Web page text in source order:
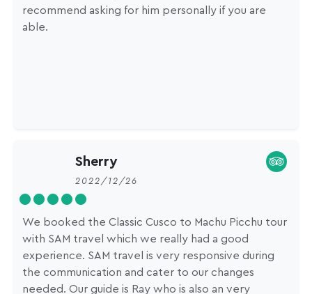
recommend asking for him personally if you are
able.
Sherry
2022/12/26
We booked the Classic Cusco to Machu Picchu tour
with SAM travel which we really had a good
experience. SAM travel is very responsive during
the communication and cater to our changes
needed. Our guide is Ray who is also an very